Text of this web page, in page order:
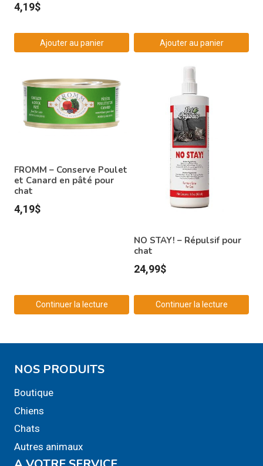
4,19$
Ajouter au panier Ajouter au panier
FROMM – Conserve Poulet
et Canard en pâté pour
chat
4,19$
Continuer la lecture
NO STAY! – Répulsif pour
chat
24,99$
Continuer la lecture
NOS PRODUITS
Boutique
Chiens
Chats
Autres animaux